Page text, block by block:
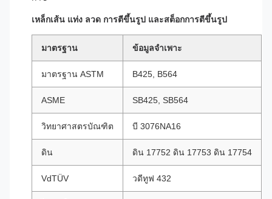
เหล็กเส้น แท่ง ลวด การตีขึ้นรูป และสต็อกการตีขึ้นรูป
มาตรฐาน ข้อมูลจำเพาะ
มาตรฐาน ASTM B425, B564
ASME SB425, SB564
วิทยาศาสตรบัณฑิต บี 3076NA16
ดิน ดิน 17752 ดิน 17753 ดิน 17754
VdTÜV วดีทูฟ 432